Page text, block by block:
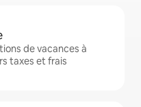
de vacances à
taxes et frais